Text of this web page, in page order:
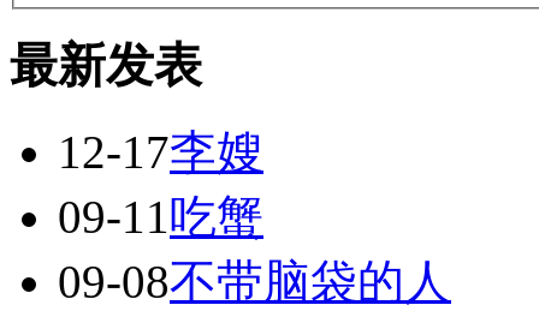
最新发表
12-17李嫂
09-11吃蟹
09-08不带脑袋的人